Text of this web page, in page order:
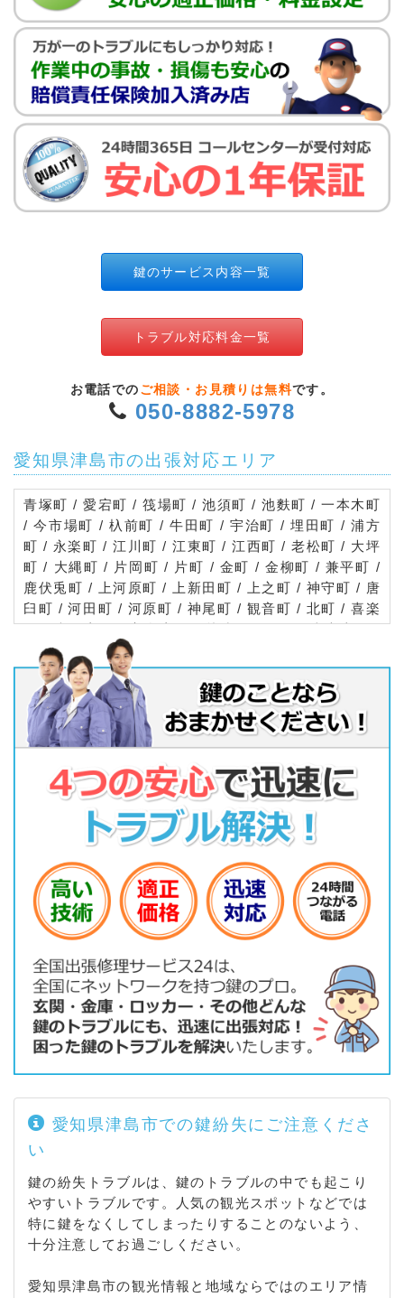
鍵のサービス内容一覧
トラブル対応料金一覧
お電話での ご相談・お見積りは無料です。
050-8882-5978
愛知県津島市の出張対応エリア
青塚町 / 愛宕町 / 筏場町 / 池須町 / 池麩町 / 一本木町
/ 今市場町 / 杁前町 / 牛田町 / 宇治町 / 埋田町 / 浦方
町 / 永楽町 / 江川町 / 江東町 / 江西町 / 老松町 / 大坪
町 / 大縄町 / 片岡町 / 片町 / 金町 / 金柳町 / 兼平町 /
鹿伏兎町 / 上河原町 / 上新田町 / 上之町 / 神守町 / 唐
臼町 / 河田町 / 河原町 / 神尾町 / 観音町 / 北町 / 喜楽
町 / 光正寺町 / 高台寺町 / 越津町 / 寿町 / 米之座町 /
米町 / 申塚町 / 下切町 / 下新田町 / 昭和町 / 白浜町 /
城之越町 / 城山町 / 新開 / 新開町 / 神明町 / 大木町 /
大慶寺町 / 大政町 / 高畑町 / 高屋敷町 / 宝町 / 橘町 /
立込町 / 津島 / 椿市町 / 寺野町 / 寺前町 / 天王通 / 東
洋町 / 常盤町 / 中一色町 / 中地町 / 中野町 / 中之町 /
西愛宕町 / 錦町 / 西御堂町 / 西柳原町 / 日光 / 祢宜町
/ 葉苅町 / 橋詰町 / 馬場町 / 半頭町 / 莪原町 / 東愛宕
町 / 東中地町 / 東柳原町 / 百町 / 蛭間町 / 深坪町 / 藤
川町 / 藤里町 / 藤浪町 / 舟戸町 / 古川 / 古川町 / 本町
/ 牧野町 / 又吉町 / 松ケ下町 / 松原町 / 瑞穂町 / 皆戸
元寺町 / 百島町 / 薬師町 / 柳原町 / 大和町 / 弥生町 /
横町 / 良王町 / 瑠璃小路町
愛知県津島市での鍵紛失にご注意くださ
い
鍵の紛失トラブルは、鍵のトラブルの中でも起こり
やすいトラブルです。人気の観光スポットなどでは
特に鍵をなくしてしまったりすることのないよう、
十分注意してお過ごしください。
愛知県津島市の観光情報と地域ならではのエリア情